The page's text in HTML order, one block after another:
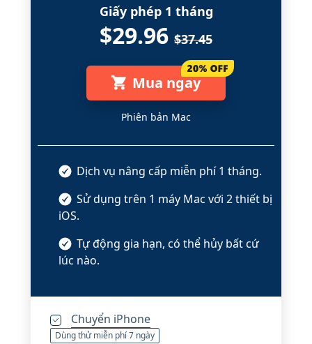
Giấy phép 1 tháng
$29.96 $37.45
Mua ngay
Phiên bản Mac
Dịch vụ nâng cấp miễn phí 1 tháng.
Sử dụng trên 1 máy Mac với 2 thiết bị
iOS.
Tự động gia hạn, có thể hủy bất cứ
lúc nào.
Chuyển iPhone
Dùng thử miễn phí 7 ngày